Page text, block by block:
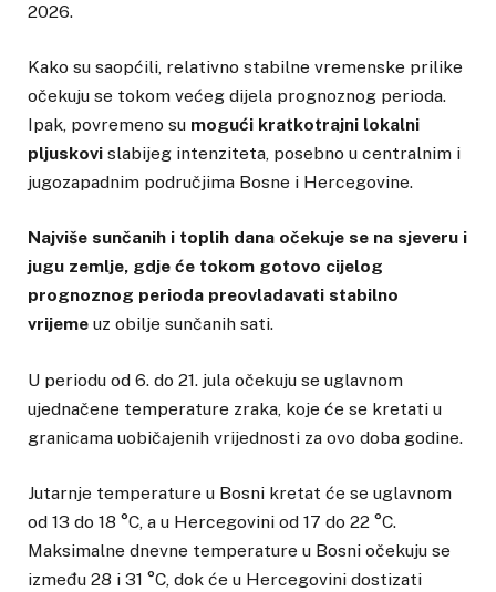
2026.
Kako su saopćili, relativno stabilne vremenske prilike
očekuju se tokom većeg dijela prognoznog perioda.
Ipak, povremeno su mogući kratkotrajni lokalni
pljuskovi slabijeg intenziteta, posebno u centralnim i
jugozapadnim područjima Bosne i Hercegovine.
Najviše sunčanih i toplih dana očekuje se na sjeveru i
jugu zemlje, gdje će tokom gotovo cijelog
prognoznog perioda preovladavati stabilno
vrijeme uz obilje sunčanih sati.
U periodu od 6. do 21. jula očekuju se uglavnom
ujednačene temperature zraka, koje će se kretati u
granicama uobičajenih vrijednosti za ovo doba godine.
Jutarnje temperature u Bosni kretat će se uglavnom
od 13 do 18 °C, a u Hercegovini od 17 do 22 °C.
Maksimalne dnevne temperature u Bosni očekuju se
između 28 i 31 °C, dok će u Hercegovini dostizati